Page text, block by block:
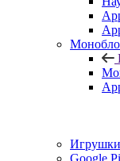
Google